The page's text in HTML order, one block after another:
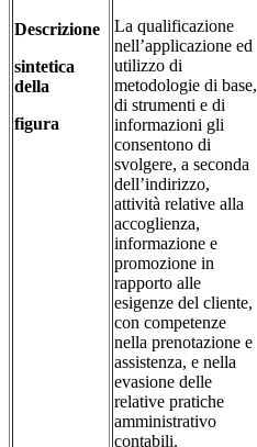
Descrizione
sintetica
della
figura
La qualificazione
nell’applicazione ed
utilizzo di
metodologie di base,
di strumenti e di
informazioni gli
consentono di
svolgere, a seconda
dell’indirizzo,
attività relative alla
accoglienza,
informazione e
promozione in
rapporto alle
esigenze del cliente,
con competenze
nella prenotazione e
assistenza, e nella
evasione delle
relative pratiche
amministrativo
contabili.